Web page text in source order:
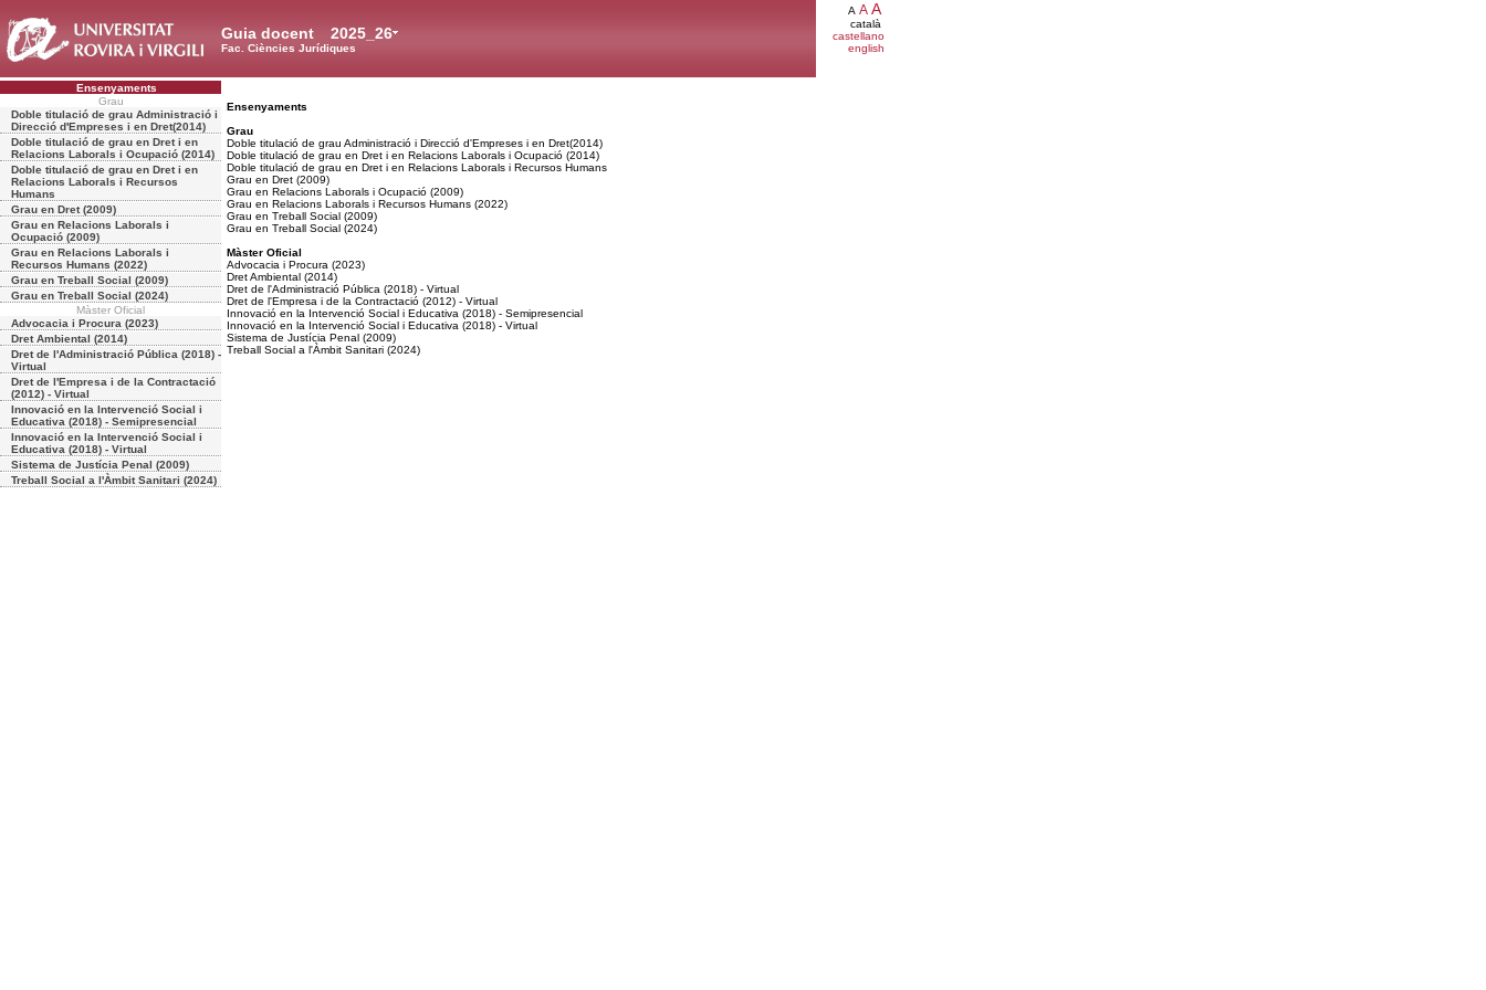
2025_26
Guia docent
Fac. Ciències Jurídiques
A A A
català
castellano
english
Ensenyaments
Grau
Doble titulació de grau Administració i
Direcció d'Empreses i en Dret(2014)
Doble titulació de grau en Dret i en
Relacions Laborals i Ocupació (2014)
Doble titulació de grau en Dret i en
Relacions Laborals i Recursos
Humans
Grau en Dret (2009)
Grau en Relacions Laborals i
Ocupació (2009)
Grau en Relacions Laborals i
Recursos Humans (2022)
Grau en Treball Social (2009)
Grau en Treball Social (2024)
Màster Oficial
Advocacia i Procura (2023)
Dret Ambiental (2014)
Dret de l'Administració Pública (2018) -
Virtual
Dret de l'Empresa i de la Contractació
(2012) - Virtual
Innovació en la Intervenció Social i
Educativa (2018) - Semipresencial
Innovació en la Intervenció Social i
Educativa (2018) - Virtual
Sistema de Justícia Penal (2009)
Treball Social a l'Àmbit Sanitari (2024)
Ensenyaments
Grau
Doble titulació de grau Administració i Direcció d'Empreses i en Dret(2014)
Doble titulació de grau en Dret i en Relacions Laborals i Ocupació (2014)
Doble titulació de grau en Dret i en Relacions Laborals i Recursos Humans
Grau en Dret (2009)
Grau en Relacions Laborals i Ocupació (2009)
Grau en Relacions Laborals i Recursos Humans (2022)
Grau en Treball Social (2009)
Grau en Treball Social (2024)
Màster Oficial
Advocacia i Procura (2023)
Dret Ambiental (2014)
Dret de l'Administració Pública (2018) - Virtual
Dret de l'Empresa i de la Contractació (2012) - Virtual
Innovació en la Intervenció Social i Educativa (2018) - Semipresencial
Innovació en la Intervenció Social i Educativa (2018) - Virtual
Sistema de Justícia Penal (2009)
Treball Social a l'Àmbit Sanitari (2024)